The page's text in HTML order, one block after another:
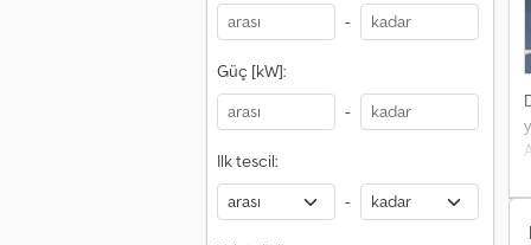
-
Güç [kW]:
-
Ilk tescil:
-